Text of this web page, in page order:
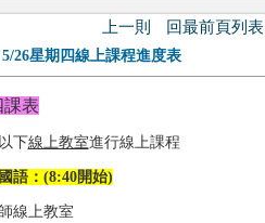
上一則 回最前頁列表
5/26星期四線上課程進度表
課表
下線上教室進行線上課程
語：(8:40開始)
線上教室